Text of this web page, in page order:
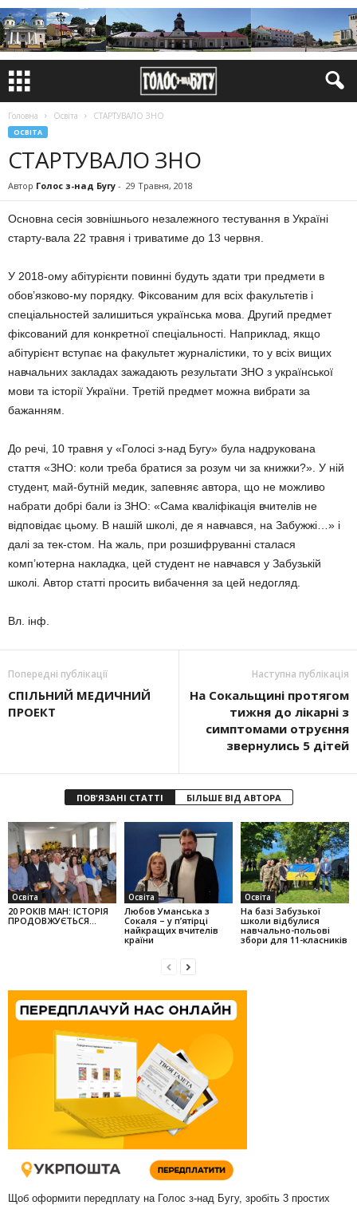
Головна Освіта СТАРТУВАЛО ЗНО
ОСВІТА
СТАРТУВАЛО ЗНО
Автор Голос з-над Бугу - 29 Травня, 2018
Основна сесія зовнішнього незалежного тестування в Україні
старту-вала 22 травня і триватиме до 13 червня.
У 2018-ому абітурієнти повинні будуть здати три предмети в
обов’язково-му порядку. Фіксованим для всіх факультетів і
спеціальностей залишиться українська мова. Другий предмет
фіксований для конкретної спеціальності. Наприклад, якщо
абітурієнт вступає на факультет журналістики, то у всіх вищих
навчальних закладах зажадають результати ЗНО з української
мови та історії України. Третій предмет можна вибрати за
бажанням.
До речі, 10 травня у «Голосі з-над Бугу» була надрукована
стаття «ЗНО: коли треба братися за розум чи за книжки?». У ній
студент, май-бутній медик, запевняє автора, що не можливо
набрати добрі бали із ЗНО: «Сама кваліфікація вчителів не
відповідає цьому. В нашій школі, де я навчався, на Забужжі…» і
далі за тек-стом. На жаль, при розшифруванні сталася
комп’ютерна накладка, цей студент не навчався у Забузькій
школі. Автор статті просить вибачення за цей недогляд.
Вл. інф.
Попередні публікації
СПІЛЬНИЙ МЕДИЧНИЙ
ПРОЕКТ
Наступна публікація
На Сокальщині протягом
тижня до лікарні з
симптомами отруєння
звернулись 5 дітей
ПОВ'ЯЗАНІ СТАТТІ БІЛЬШЕ ВІД АВТОРА
Освіта
20 РОКІВ МАН: ІСТОРІЯ
ПРОДОВЖУЄТЬСЯ…
Освіта
Любов Уман­ська з
Сокаля – у п’ятірці
найкращих вчителів
країни
Освіта
На базі Забузької
школи відбулися
навчально-польові
збори для 11-класників
Щоб оформити передплату на Голос з-над Бугу, зробіть 3 простих